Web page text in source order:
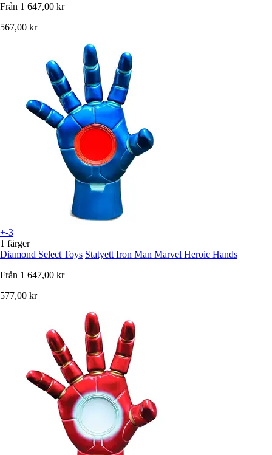
Från 1 647,00 kr
567,00 kr
+-3
1 färger
Diamond Select Toys Statyett Iron Man Marvel Heroic Hands
Från 1 647,00 kr
577,00 kr